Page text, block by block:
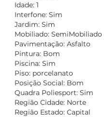
Idade: 1
Interfone: Sim
Jardim: Sim
Mobiliado: SemiMobiliado
Pavimentação: Asfalto
Pintura: Bom
Piscina: Sim
Piso: porcelanato
Posição Social: Bom
Quadra Poliesport: Sim
Região Cidade: Norte
Região Estado: Capital